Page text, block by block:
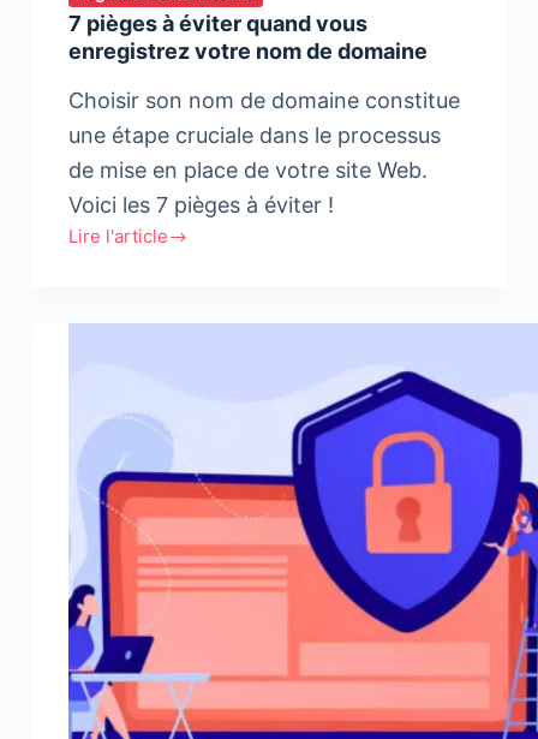
7 pièges à éviter quand vous
enregistrez votre nom de domaine
Choisir son nom de domaine constitue
une étape cruciale dans le processus
de mise en place de votre site Web.
Voici les 7 pièges à éviter !
Lire l'article
7
enregistrez
votre
nom
domaine